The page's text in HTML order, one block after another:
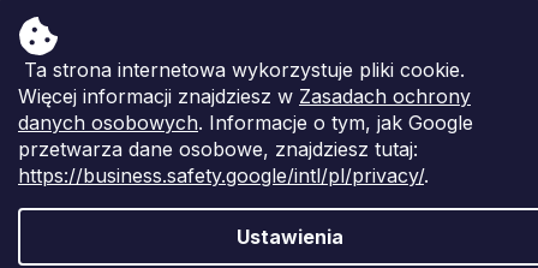
Ta strona internetowa wykorzystuje pliki cookie.
Więcej informacji znajdziesz w Zasadach ochrony
danych osobowych. Informacje o tym, jak Google
przetwarza dane osobowe, znajdziesz tutaj:
https://business.safety.google/intl/pl/privacy/.
Ustawienia